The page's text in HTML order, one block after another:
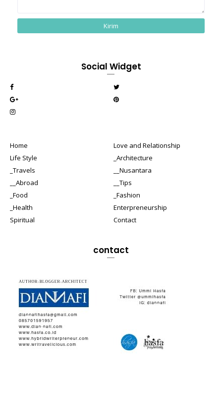
Social Widget
Home
Love and Relationship
Life Style
_Architecture
_Travels
__Nusantara
__Abroad
__Tips
_Food
_Fashion
_Health
Enterpreneurship
Spiritual
Contact
contact